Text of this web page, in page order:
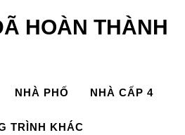
HOÀN THÀNH
NHÀ PHỐ NHÀ CẤP 4
TRÌNH KHÁC